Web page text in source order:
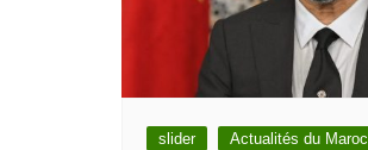
slider Actualités du Maroc